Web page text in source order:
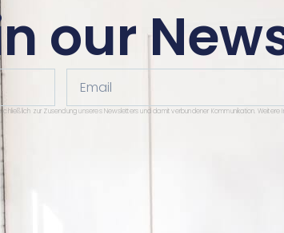
our
Email
zur Zusendung unseres Newsletters und damit verbundener Kommunikation. Weitere